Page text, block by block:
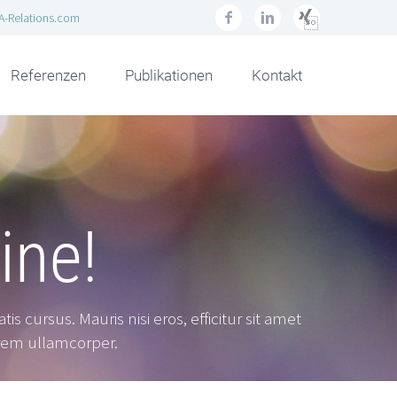
Relations.com
Referenzen Publikationen Kontakt
cursus. Mauris nisi eros, efficitur sit amet
ullamcorper.